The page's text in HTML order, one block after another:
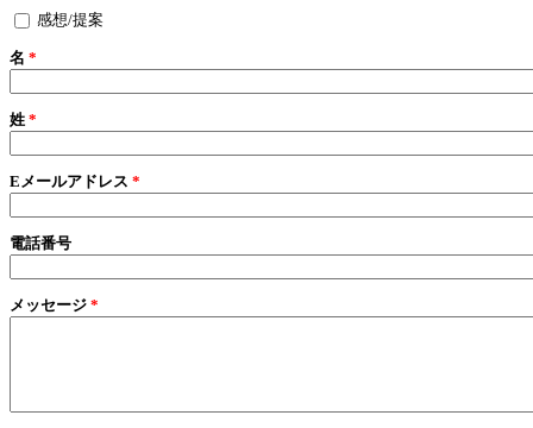
感想/提案
名 *
姓 *
Eメールアドレス *
電話番号
メッセージ *